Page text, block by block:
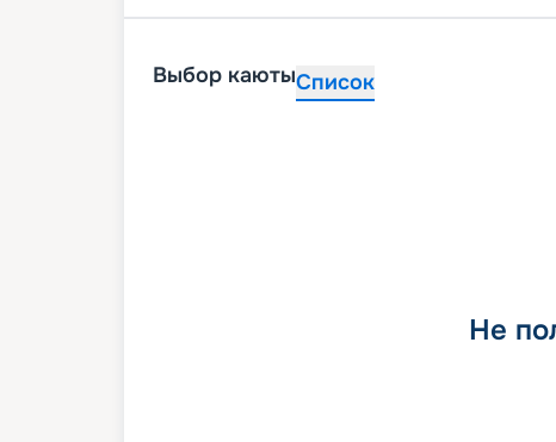
Выбор каютыСписок
Не